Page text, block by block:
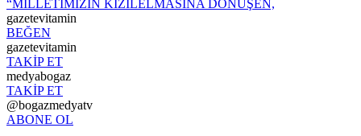
“MİLLETİMİZİN KIZILELMASINA DÖNÜŞEN,
gazetevitamin
BEĞEN
gazetevitamin
TAKİP ET
medyabogaz
TAKİP ET
@bogazmedyatv
ABONE OL